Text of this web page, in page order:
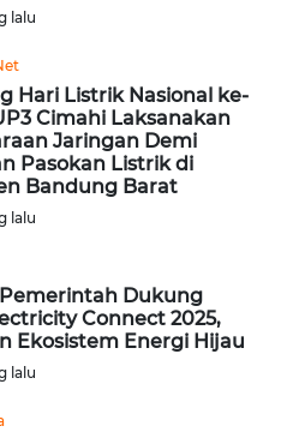
lalu
Hari Listrik Nasional ke-
Cimahi Laksanakan
Jaringan Demi
Pasokan Listrik di
Bandung Barat
lalu
Pemerintah Dukung
Connect 2025,
Ekosistem Energi Hijau
lalu